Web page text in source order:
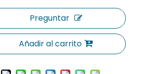
Preguntar
Añadir al carrito